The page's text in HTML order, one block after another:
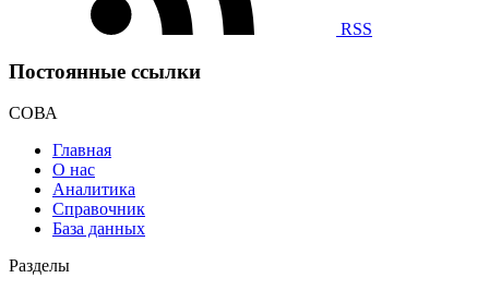
RSS
Постоянные ссылки
СОВА
Главная
О нас
Аналитика
Справочник
База данных
Разделы